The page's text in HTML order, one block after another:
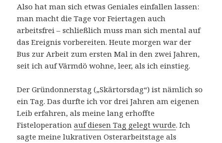
Also hat man sich etwas Geniales einfallen lassen:
man macht die Tage vor Feiertagen auch
arbeitsfrei – schließlich muss man sich mental auf
das Ereignis vorbereiten. Heute morgen war der
Bus zur Arbeit zum ersten Mal in den zwei Jahren,
seit ich auf Värmdö wohne, leer, als ich einstieg.
Der Gründonnerstag („Skärtorsdag“) ist nämlich so
ein Tag. Das durfte ich vor drei Jahren am eigenen
Leib erfahren, als meine lang erhoffte
Fisteloperationauf diesen Tag gelegt wurde. Ich
sagte meine lukrativen Osterarbeitstage als